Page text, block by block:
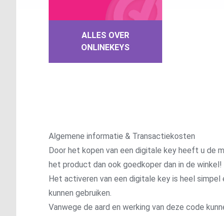
ALLES OVER
ONLINEKEYS
Algemene informatie & Transactiekosten
Door het kopen van een digitale key heeft u de
het product dan ook goedkoper dan in de
Het activeren van een digitale key is heel
kunnen gebruiken.
Vanwege de aard en werking van deze code